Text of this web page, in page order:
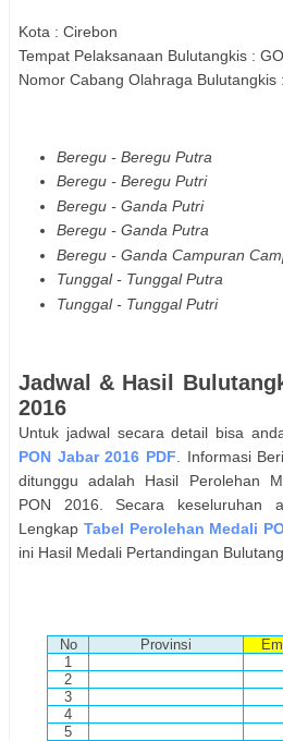
Kota : Cirebon
Tempat Pelaksanaan Bulutangkis :
Nomor Cabang Olahraga Bulutangkis :
Beregu - Beregu Putra
Beregu - Beregu Putri
Beregu - Ganda Putri
Beregu - Ganda Putra
Beregu - Ganda Campuran
Tunggal - Tunggal Putra
Tunggal - Tunggal Putri
Jadwal & Hasil
2016
Untuk jadwal secara detail bisa
PON Jabar 2016 PDF . Informasi
ditunggu adalah Hasil Perolehan
PON 2016. Secara keseluruhan
Lengkap Tabel Perolehan Medali
ini Hasil Medali Pertandingan
No Provinsi
1
2
3
4
5